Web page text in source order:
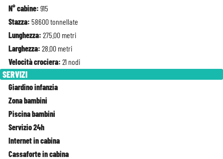
N° cabine: 915
Stazza: 58600 tonnellate
Lunghezza: 275.00 metri
Larghezza: 28.00 metri
Velocità crociera: 21 nodi
SERVIZI
Giardino infanzia
Zona bambini
Piscina bambini
Servizio 24h
Internet in cabina
Cassaforte in cabina